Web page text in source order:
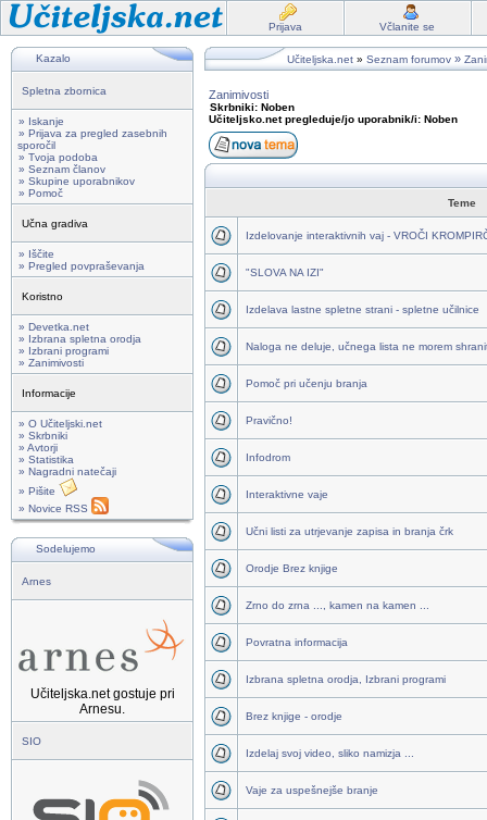
Prijava Včlanite se
Kazalo
Spletna zbornica
» Iskanje
» Prijava za pregled zasebnih
sporočil
» Tvoja podoba
» Seznam članov
» Skupine uporabnikov
» Pomoč
Učna gradiva
» Iščite
» Pregled povpraševanja
Koristno
» Devetka.net
» Izbrana spletna orodja
» Izbrani programi
» Zanimivosti
Informacije
» O Učiteljski.net
» Skrbniki
» Avtorji
» Statistika
» Nagradni natečaji
» Pišite
» Novice RSS
Sodelujemo
Arnes
Učiteljska.net gostuje pri
Arnesu.
SIO
Učiteljska.net » Seznam forumov »
Zanimivosti
Skrbniki: Noben
Učiteljsko.net pregleduje/jo uporabnik/i: Noben
Teme
Izdelovanje interaktivnih vaj - VROČI
"SLOVA NA IZI"
Izdelava lastne spletne strani - spletne učilnice
Naloga ne deluje, učnega lista ne morem
Pomoč pri učenju branja
Pravično!
Infodrom
Interaktivne vaje
Učni listi za utrjevanje zapisa in branja črk
Orodje Brez knjige
Zrno do zrna ..., kamen na kamen ...
Povratna informacija
Izbrana spletna orodja, Izbrani programi
Brez knjige - orodje
Izdelaj svoj video, sliko namizja ...
Vaje za uspešnejše branje